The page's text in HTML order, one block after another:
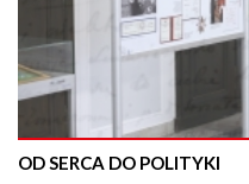
OD SERCA DO POLITYKI